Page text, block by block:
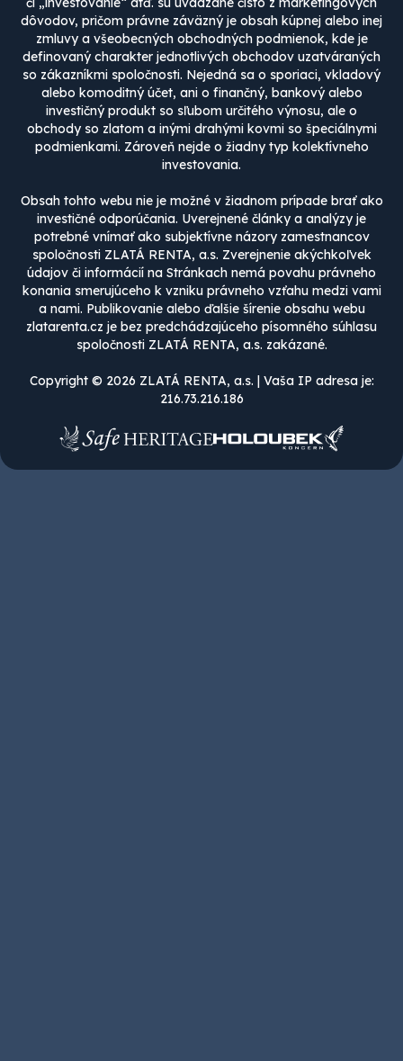
dôvodov, pričom právne záväzný je obsah kúpnej alebo inej
zmluvy a všeobecných obchodných podmienok, kde je
definovaný charakter jednotlivých obchodov uzatváraných
so zákazníkmi spoločnosti. Nejedná sa o sporiaci, vkladový
alebo komoditný účet, ani o finančný, bankový alebo
investičný produkt so sľubom určitého výnosu, ale o
obchody so zlatom a inými drahými kovmi so špeciálnymi
podmienkami. Zároveň nejde o žiadny typ kolektívneho
investovania.
Obsah tohto webu nie je možné v žiadnom prípade brať ako
investičné odporúčania. Uverejnené články a analýzy je
potrebné vnímať ako subjektívne názory zamestnancov
spoločnosti ZLATÁ RENTA, a.s. Zverejnenie akýchkoľvek
údajov či informácií na Stránkach nemá povahu právneho
konania smerujúceho k vzniku právneho vzťahu medzi vami
a nami. Publikovanie alebo ďalšie šírenie obsahu webu
zlatarenta.cz je bez predchádzajúceho písomného súhlasu
spoločnosti ZLATÁ RENTA, a.s. zakázané.
Copyright © 2026 ZLATÁ RENTA, a.s. | Vaša IP adresa je:
216.73.216.186